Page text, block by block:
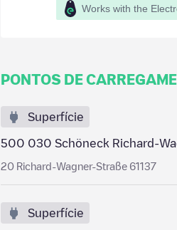
Works with the
PONTOS DE
Superfície
500 030 Schöneck Richard-
20 Richard-Wagner-Straße 61137
Superfície